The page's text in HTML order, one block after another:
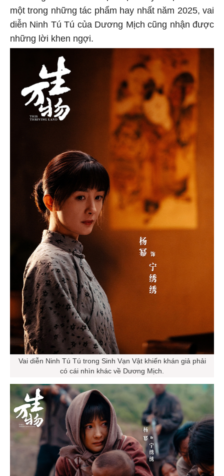
một trong những tác phẩm hay nhất năm 2025, vai
diễn Ninh Tú Tú của Dương Mịch cũng nhận được
những lời khen ngợi.
Vai diễn Ninh Tú Tú trong Sinh Vạn Vật khiến khán giả phải
có cái nhìn khác về Dương Mịch.